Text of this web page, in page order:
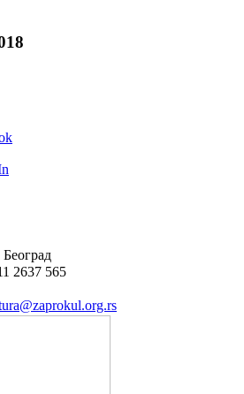
2637 565